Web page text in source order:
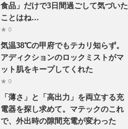
食品」だけで3日間過ごして気づいた
ことはね…
★ 0
気温38℃の甲府でもテカリ知らず。
アディクションのロックミストがマ
ット肌をキープしてくれた
★ 0
「薄さ」と「高出力」を両立する充
電器を探し求めて。マテックのこれ
で、外出時の隙間充電が変わった